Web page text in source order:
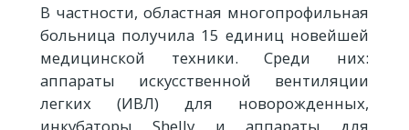
В частности, областная многопрофильная
больница получила 15 единиц новейшей
медицинской техники. Среди них:
аппараты искусственной вентиляции
легких (ИВЛ) для новорожденных,
инкубаторы Shelly и аппараты для